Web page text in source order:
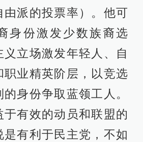
由派的投票率）。他可
身份激发少数族裔选
立场激发年轻人、自
职业精英阶层，以竞选
身份争取蓝领工人。
有效的动员和联盟的
有利于民主党，不如